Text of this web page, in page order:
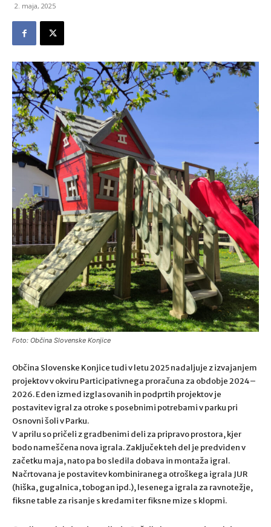
2. maja, 2025
Foto: Občina Slovenske Konjice
Občina Slovenske Konjice tudi v letu 2025 nadaljuje z izvajanjem
projektov v okviru Participativnega proračuna za obdobje 2024–
2026. Eden izmed izglasovanih in podprtih projektov je
postavitev igral za otroke s posebnimi potrebami v parku pri
Osnovni šoli v Parku.
V aprilu so pričeli z gradbenimi deli za pripravo prostora, kjer
bodo nameščena nova igrala. Zaključek teh del je predviden v
začetku maja, nato pa bo sledila dobava in montaža igral.
Načrtovana je postavitev kombiniranega otroškega igrala JUR
(hiška, gugalnica, tobogan ipd.), lesenega igrala za ravnotežje,
fiksne table za risanje s kredami ter fiksne mize s klopmi.